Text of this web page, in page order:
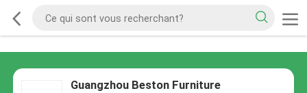
Guangzhou Beston Furniture